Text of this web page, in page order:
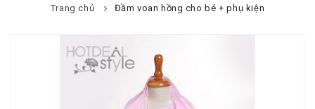
Trang chủ Đầm voan hồng cho bé + phụ kiện